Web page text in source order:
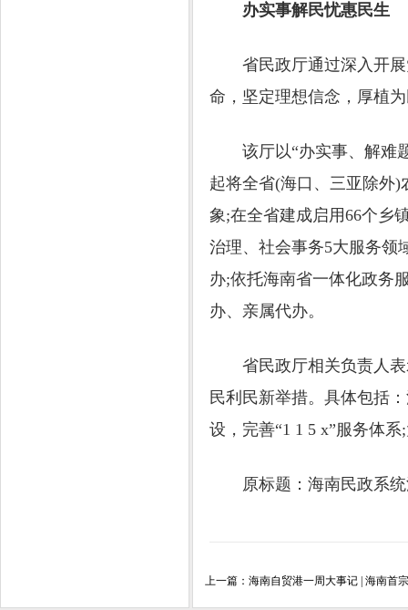
办实事解民忧惠民生
省民政厅通过深入开展
命，坚定理想信念，厚植
该厅以“办实事、解难题
起将全省(海口、三亚除外)
象;在全省建成启用66个乡
治理、社会事务5大服务领
办;依托海南省一体化政务
办、亲属代办。
省民政厅相关负责人表
民利民新举措。具体包括
设，完善“1 1 5 x”服务体
原标题：海南民政系
上一篇： 海南自贸港一周大事记 | 海南首